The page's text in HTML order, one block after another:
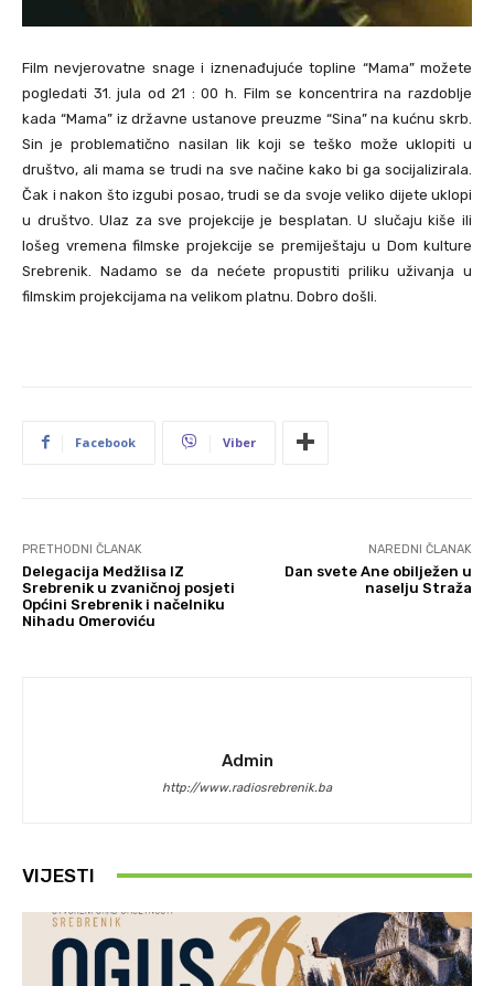
Film nevjerovatne snage i iznenađujuće topline “Mama” možete
pogledati 31. jula od 21 : 00 h. Film se koncentrira na razdoblje
kada “Mama” iz državne ustanove preuzme “Sina” na kućnu skrb.
Sin je problematično nasilan lik koji se teško može uklopiti u
društvo, ali mama se trudi na sve načine kako bi ga socijalizirala.
Čak i nakon što izgubi posao, trudi se da svoje veliko dijete uklopi
u društvo. Ulaz za sve projekcije je besplatan. U slučaju kiše ili
lošeg vremena filmske projekcije se premiještaju u Dom kulture
Srebrenik. Nadamo se da nećete propustiti priliku uživanja u
filmskim projekcijama na velikom platnu. Dobro došli.
Facebook Viber
PRETHODNI ČLANAK
Delegacija Medžlisa IZ
Srebrenik u zvaničnoj posjeti
Općini Srebrenik i načelniku
Nihadu Omeroviću
NAREDNI ČLANAK
Dan svete Ane obilježen u
naselju Straža
Admin
http://www.radiosrebrenik.ba
VIJESTI